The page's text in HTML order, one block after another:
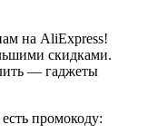
на AliExpress!
скидками.
— гаджеты
промокоду: